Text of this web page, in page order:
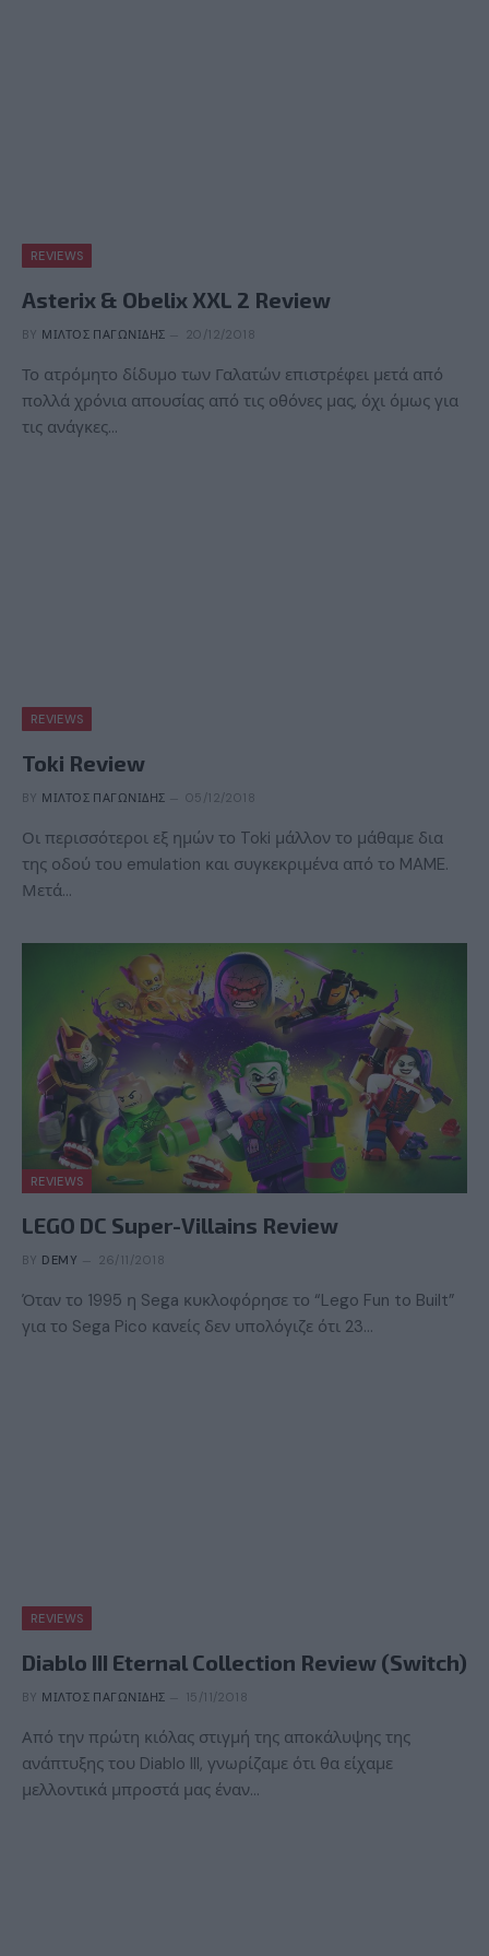
REVIEWS
Asterix & Obelix XXL 2 Review
BY ΜΊΛΤΟΣ ΠΑΓΩΝΊΔΗΣ 20/12/2018
Το ατρόμητο δίδυμο των Γαλατών επιστρέφει μετά από
πολλά χρόνια απουσίας από τις οθόνες μας, όχι όμως για
τις ανάγκες…
REVIEWS
Toki Review
BY ΜΊΛΤΟΣ ΠΑΓΩΝΊΔΗΣ 05/12/2018
Οι περισσότεροι εξ ημών το Toki μάλλον το μάθαμε δια
της οδού του emulation και συγκεκριμένα από το MAME.
Μετά…
REVIEWS
LEGO DC Super-Villains Review
BY DEMY 26/11/2018
Όταν το 1995 η Sega κυκλοφόρησε το “Lego Fun to Built”
για το Sega Pico κανείς δεν υπολόγιζε ότι 23…
REVIEWS
Diablo III Eternal Collection Review (Switch)
BY ΜΊΛΤΟΣ ΠΑΓΩΝΊΔΗΣ 15/11/2018
Από την πρώτη κιόλας στιγμή της αποκάλυψης της
ανάπτυξης του Diablo III, γνωρίζαμε ότι θα είχαμε
μελλοντικά μπροστά μας έναν…